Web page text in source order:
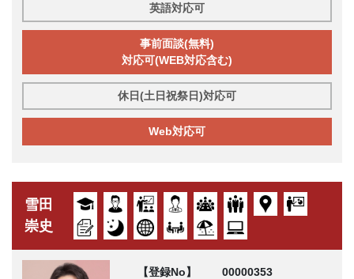
英語対応可
事前面談(無料)
対応可(WEB対応含む)
休日(土日祝祭日)対応可
Web対応可
雪田
崇史
【登録No】
00000353